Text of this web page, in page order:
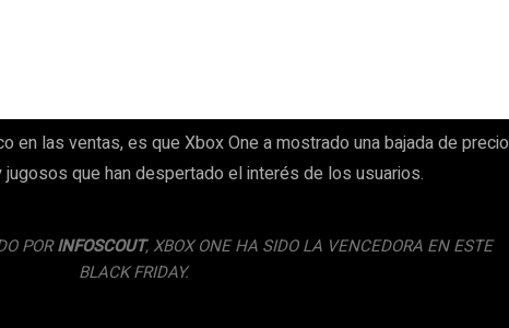
en las ventas, es que Xbox One a mostrado una bajada de precio
que han despertado el interés de los usuarios.
PORINFOSCOUT, XBOX ONE HA SIDO LA VENCEDORA EN ESTE
BLACK FRIDAY.